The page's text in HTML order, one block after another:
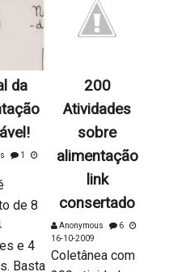
da
1
de 8
e 4
Basta
200
Atividades
sobre
alimentação
link
consertado
Anonymous
6
16-10-2009
Coletânea com